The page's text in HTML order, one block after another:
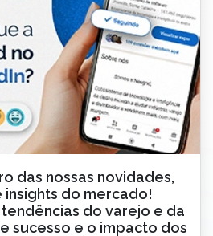
das nossas novidades,
insights do mercado!
do varejo e da
sucesso e o impacto dos